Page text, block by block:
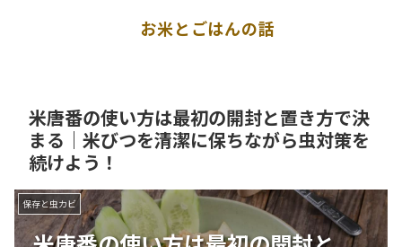
お米とごはんの話
米唐番の使い方は最初の開封と置き方で決
まる｜米びつを清潔に保ちながら虫対策を
続けよう！
保存と虫カビ